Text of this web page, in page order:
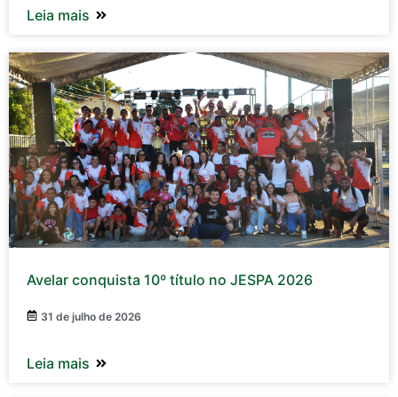
Leia mais
Avelar conquista 10º título no JESPA 2026
31 de julho de 2026
Leia mais